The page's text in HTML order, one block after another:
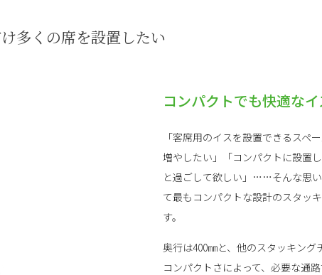
多くの席を設置したい
コンパクトでも快適な
「客席用のイスを設置できるスペ
増やしたい」「コンパクトに設置
と過ごして欲しい」……そんな思
て最もコンパクトな設計のスタッ
す。
奥行は400㎜と、他のスタッキン
コンパクトさによって、必要な通